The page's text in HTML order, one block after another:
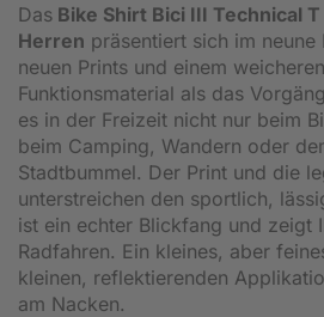
Das Bike Shirt Bici III Technical T
Herren präsentiert sich im
neuen Prints und einem
Funktionsmaterial als das
es in der Freizeit nicht nur beim
beim Camping, Wandern oder
Stadtbummel. Der Print und die
unterstreichen den sportlich,
ist ein echter Blickfang und zeigt
Radfahren. Ein kleines, aber
kleinen, reflektierenden
am Nacken.